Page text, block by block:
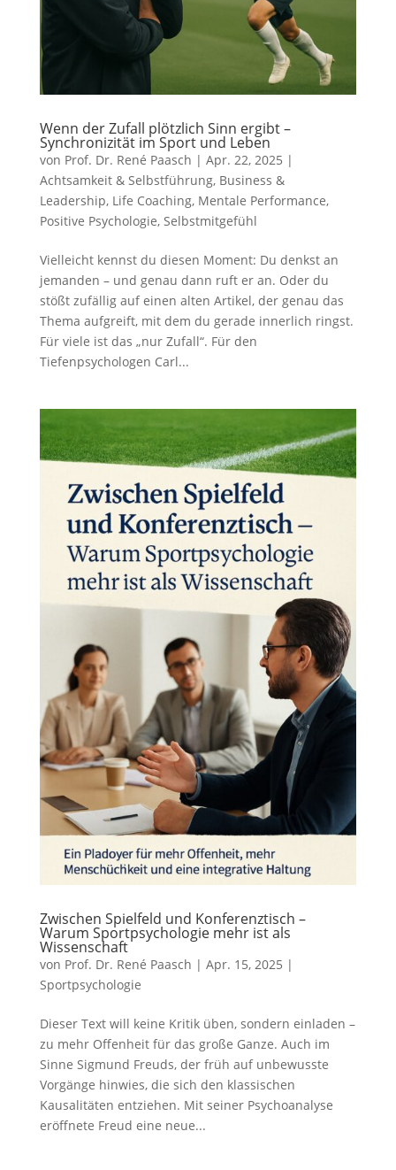
Wenn der Zufall plötzlich Sinn ergibt –
Synchronizität im Sport und Leben
von Prof. Dr. René Paasch | Apr. 22, 2025 |
Achtsamkeit & Selbstführung, Business &
Leadership, Life Coaching, Mentale Performance,
Positive Psychologie, Selbstmitgefühl
Vielleicht kennst du diesen Moment: Du denkst an
jemanden – und genau dann ruft er an. Oder du
stößt zufällig auf einen alten Artikel, der genau das
Thema aufgreift, mit dem du gerade innerlich ringst.
Für viele ist das „nur Zufall“. Für den
Tiefenpsychologen Carl...
Zwischen Spielfeld und Konferenztisch –
Warum Sportpsychologie mehr ist als
Wissenschaft
von Prof. Dr. René Paasch | Apr. 15, 2025 |
Sportpsychologie
Dieser Text will keine Kritik üben, sondern einladen –
zu mehr Offenheit für das große Ganze. Auch im
Sinne Sigmund Freuds, der früh auf unbewusste
Vorgänge hinwies, die sich den klassischen
Kausalitäten entziehen. Mit seiner Psychoanalyse
eröffnete Freud eine neue...